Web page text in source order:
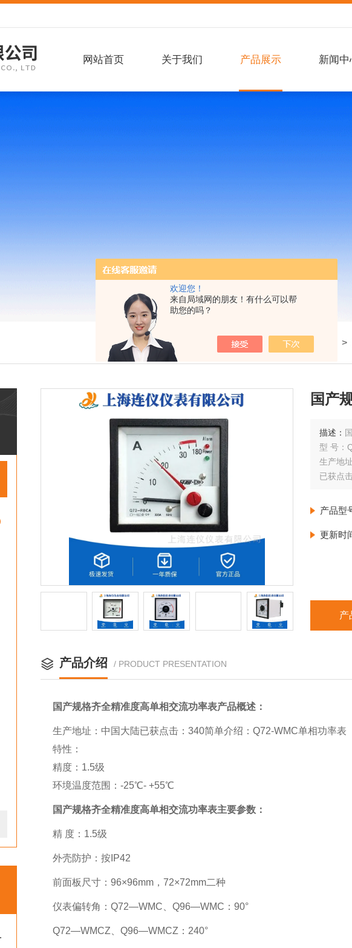
欢迎您！
来自局域网的朋友！有什么可以帮
助您的吗？
网站首页 关于我们 产品展示 新闻中
我的位置： 首页>产品展示 >
科普
国产
描述：
型 号：
生产地
已获点
Q72-
精度：
产品型
更新时
产
产品介绍 / PRODUCT PRESENTATION
国产规格齐全精准度高单相交流功率表产品概述：
生产地址：中国大陆已获点击：340简单介绍：Q72-WMC单相功率表
特性：
精度：1.5级
环境温度范围：-25℃- +55℃
国产规格齐全精准度高单相交流功率表主要参数：
精 度：1.5级
外壳防护：按IP42
前面板尺寸：96×96mm，72×72mm二种
仪表偏转角：Q72—WMC、Q96—WMC：90°
Q72—WMCZ、Q96—WMCZ：240°